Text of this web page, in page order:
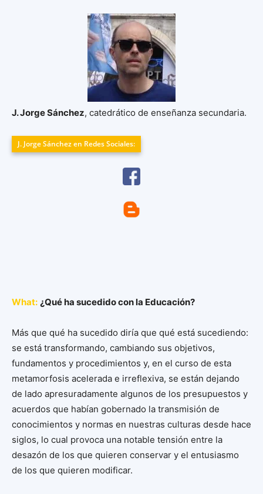
J. Jorge Sánchez, catedrático de enseñanza secundaria.
J. Jorge Sánchez en Redes Sociales:
What: ¿Qué ha sucedido con la Educación?
Más que qué ha sucedido diría que qué está sucediendo:
se está transformando, cambiando sus objetivos,
fundamentos y procedimientos y, en el curso de esta
metamorfosis acelerada e irreflexiva, se están dejando
de lado apresuradamente algunos de los presupuestos y
acuerdos que habían gobernado la transmisión de
conocimientos y normas en nuestras culturas desde hace
siglos, lo cual provoca una notable tensión entre la
desazón de los que quieren conservar y el entusiasmo
de los que quieren modificar.